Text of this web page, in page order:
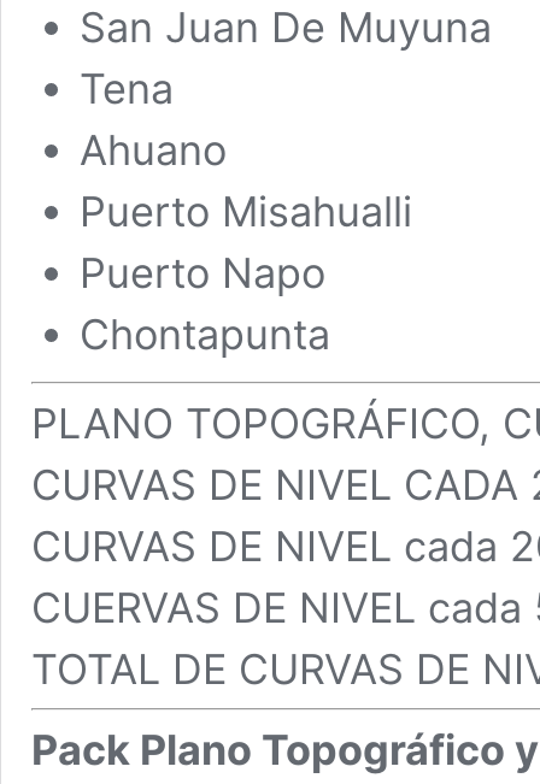
San Juan De Muyuna
Tena
Ahuano
Puerto Misahualli
Puerto Napo
Chontapunta
PLANO TOPOGRÁFICO,
CURVAS DE NIVEL
CURVAS DE NIVEL cada
CUERVAS DE NIVEL
TOTAL DE CURVAS DE
Pack Plano Topográfico